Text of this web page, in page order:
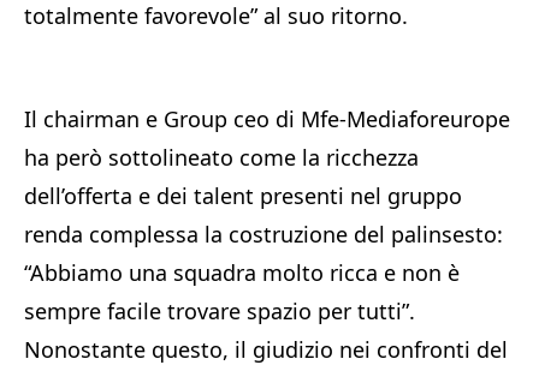
totalmente favorevole” al suo ritorno.
Il chairman e Group ceo di Mfe-Mediaforeurope
ha però sottolineato come la ricchezza
dell’offerta e dei talent presenti nel gruppo
renda complessa la costruzione del palinsesto:
“Abbiamo una squadra molto ricca e non è
sempre facile trovare spazio per tutti”.
Nonostante questo, il giudizio nei confronti del